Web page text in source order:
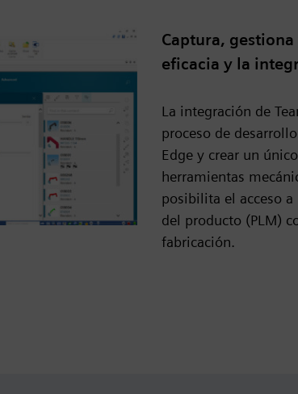
Captura,
eficacia y la
La integración de
proceso de
Edge y crear un
herramientas
posibilita el acceso
del producto (PLM)
fabricación.